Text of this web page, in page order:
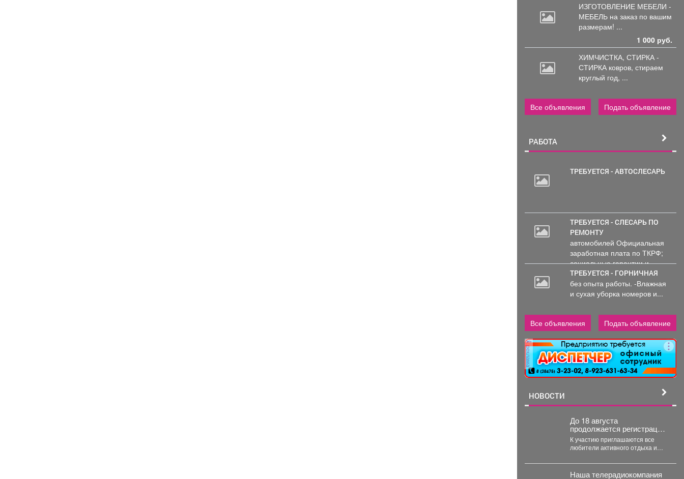
ИЗГОТОВЛЕНИЕ МЕБЕЛИ -
МЕБЕЛЬ на заказ по вашим
размерам! ...
1 000 руб.
ХИМЧИСТКА, СТИРКА -
СТИРКА ковров, стираем
круглый год, ...
Все объявления Подать объявление
РАБОТА
ТРЕБУЕТСЯ - АВТОСЛЕСАРЬ
ТРЕБУЕТСЯ - СЛЕСАРЬ ПО
РЕМОНТУ
автомобилей Официальная
заработная плата по ТКРФ;
социальные гарантии и
уверенность в...
ТРЕБУЕТСЯ - ГОРНИЧНАЯ
без опыта работы. -Влажная
и сухая уборка номеров и...
Все объявления Подать объявление
реклама
НОВОСТИ
До 18 августа
продолжается регистрация
на «Югус-таг».
К участию приглашаются все
любители активного отдыха и
участников доступно
размещение в...
Наша телерадиокомпания